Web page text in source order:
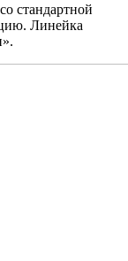
стандартной
Линейка